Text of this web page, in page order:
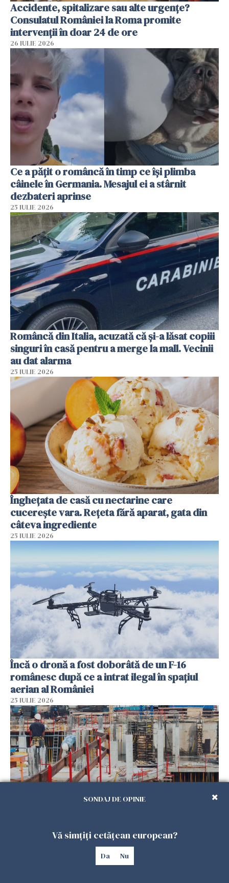
Accidente, spitalizare sau alte urgențe?
Consulatul României la Roma promite
intervenții în doar 24 de ore
26 IULIE 2026
Ce a pățit o româncă în timp ce își plimba
câinele în Germania. Mesajul ei a stârnit
dezbateri aprinse
25 IULIE 2026
Româncă din Italia, acuzată că și-a lăsat copiii
singuri în casă pentru a merge la mall. Vecinii
au dat alarma
25 IULIE 2026
Înghețata de casă cu nectarine care
cucerește vara. Rețeta fără aparat, gata din
câteva ingrediente
25 IULIE 2026
Încă o dronă a fost doborâtă de un F-16
românesc după ce a intrat ilegal în spațiul
aerian al României
25 IULIE 2026
Se caută urgent români pentru șantiere din
Marea Britanie. Salarii de până la 29 de lire pe
SONDAJ DE OPINIE
Vă simțiți cetățean european?
Da Nu